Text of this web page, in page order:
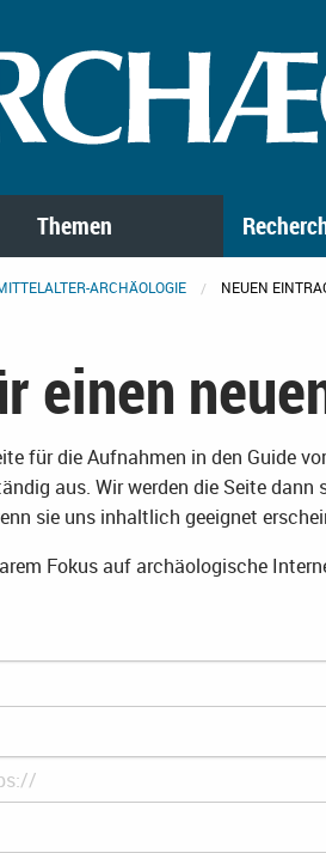
Themen
ARCHÄOLOGIE NEUEN
einen
für die Aufnahmen in den Guide
aus. Wir werden die Seite dann
sie uns inhaltlich geeignet
Fokus auf archäologische